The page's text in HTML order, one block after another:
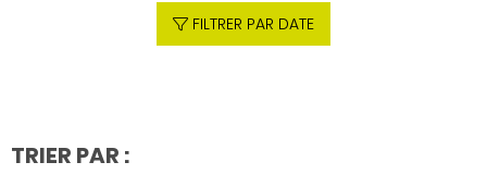
FILTRER PAR DATE
TRIER PAR :